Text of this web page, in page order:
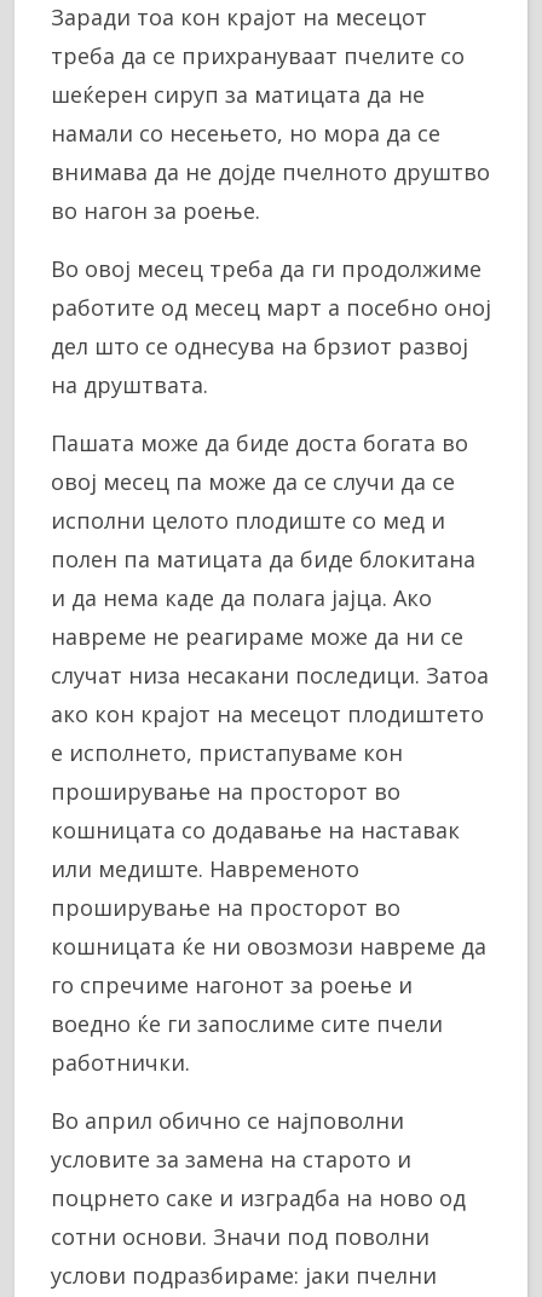
Заради тоа кон крајот на месецот
треба да се прихрануваат пчелите со
шеќерен сируп за матицата да не
намали со несењето, но мора да се
внимава да не дојде пчелното друштво
во нагон за роење.
Во овој месец треба да ги продолжиме
работите од месец март а посебно оној
дел што се однесува на брзиот развој
на друштвата.
Пашата може да биде доста богата во
овој месец па може да се случи да се
исполни целото плодиште со мед и
полен па матицата да биде блокитана
и да нема каде да полага јајца. Ако
навреме не реагираме може да ни се
случат низа несакани последици. Затоа
ако кон крајот на месецот плодиштето
е исполнето, пристапуваме кон
проширување на просторот во
кошницата со додавање на наставак
или медиште. Навременото
проширување на просторот во
кошницата ќе ни овозмози навреме да
го спречиме нагонот за роење и
воедно ќе ги запослиме сите пчели
работнички.
Во април обично се најповолни
условите за замена на старото и
поцрнето саке и изградба на ново од
сотни основи. Значи под поволни
услови подразбираме: јаки пчелни